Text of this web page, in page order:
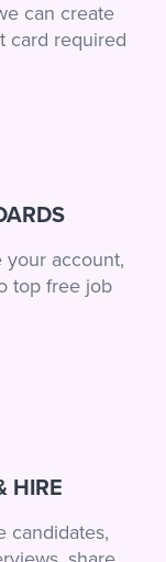
can create
card required
your account,
top free job
HIRE
candidates,